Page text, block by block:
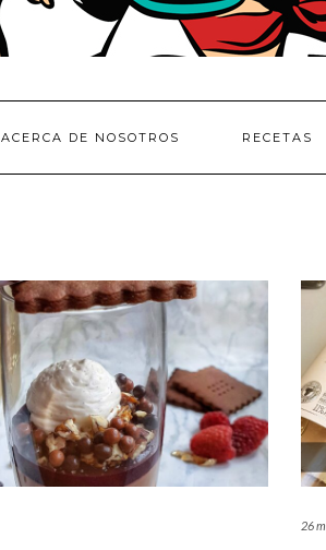
ACERCA DE NOSOTROS RECETAS
26